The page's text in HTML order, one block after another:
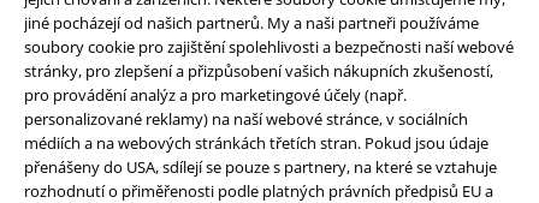
jiné pocházejí od našich partnerů. My a naši partneři používáme
soubory cookie pro zajištění spolehlivosti a bezpečnosti naší webové
stránky, pro zlepšení a přizpůsobení vašich nákupních zkušeností,
pro provádění analýz a pro marketingové účely (např.
personalizované reklamy) na naší webové stránce, v sociálních
médiích a na webových stránkách třetích stran. Pokud jsou údaje
přenášeny do USA, sdílejí se pouze s partnery, na které se vztahuje
rozhodnutí o přiměřenosti podle platných právních předpisů EU a
Právní informace
Podmínky